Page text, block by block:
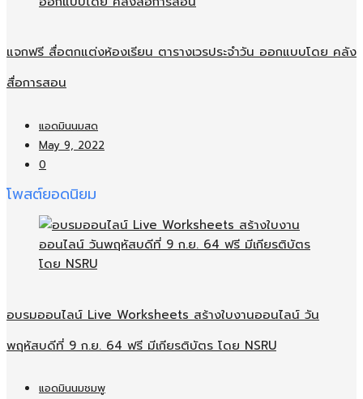
แจกฟรี สื่อตกแต่งห้องเรียน ตารางเวรประจำวัน ออกแบบโดย คลัง
สื่อการสอน
แอดมินนมสด
May 9, 2022
0
โพสต์ยอดนิยม
อบรมออนไลน์​ Live Worksheets สร้างใบงานออนไลน์​ วัน
พฤหัสบดีที่ 9 ก.ย. 64 ฟรี มีเกียรติบัตร โดย NSRU
แอดมินนมชมพู